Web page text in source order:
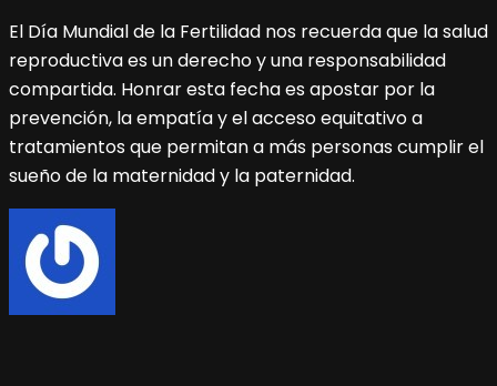
El Día Mundial de la Fertilidad nos recuerda que la salud
reproductiva es un derecho y una responsabilidad
compartida. Honrar esta fecha es apostar por la
prevención, la empatía y el acceso equitativo a
tratamientos que permitan a más personas cumplir el
sueño de la maternidad y la paternidad.